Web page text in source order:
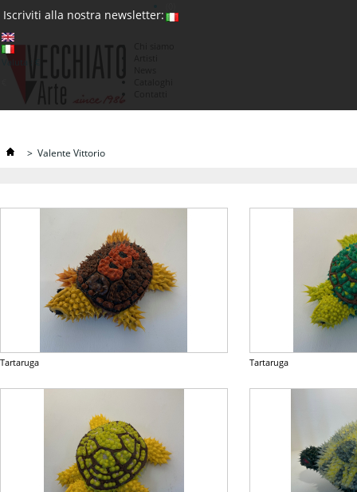
Iscriviti alla nostra newsletter:
> Valente Vittorio
Tartaruga Tartaruga